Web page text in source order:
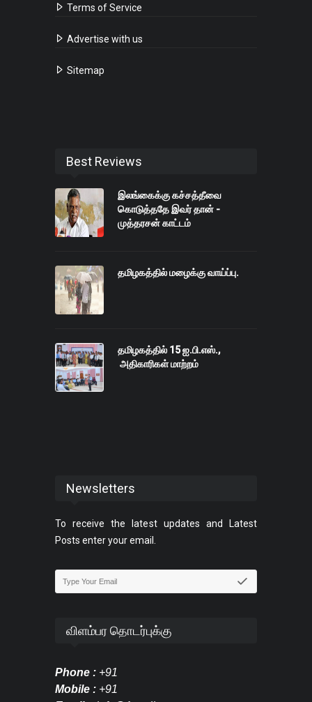
Terms of Service
Advertise with us
Sitemap
Best Reviews
இலங்கைக்கு கச்சத்தீவை
கொடுத்ததே இவர் தான் -
முத்தரசன் காட்டம்
தமிழகத்தில் மழைக்கு வாய்ப்பு.
தமிழகத்தில் 15 ஐ.பி.எஸ்.,
அதிகாரிகள் மாற்றம்
Newsletters
To receive the latest updates and Latest
Posts enter your email.
விளம்பர தொடர்புக்கு
Phone : +91
Mobile : +91